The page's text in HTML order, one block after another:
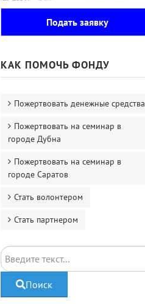
Подать заявку
КАК ПОМОЧЬ ФОНДУ
Пожертвовать денежные средства
Пожертвовать на семинар в
городе Дубна
Пожертвовать на семинар в
городе Саратов
Стать волонтером
Стать партнером
Поиск
Поиск